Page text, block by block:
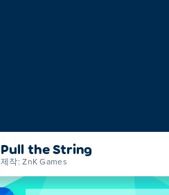
Pull the String
제작: ZnK Games